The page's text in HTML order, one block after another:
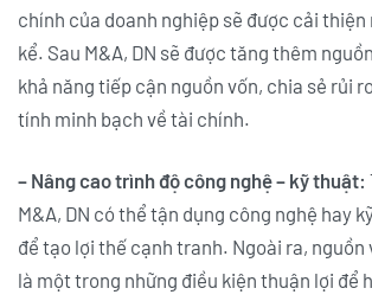
chính của doanh nghiệp sẽ được cải
kể. Sau M&A, DN sẽ được tăng thêm
khả năng tiếp cận nguồn vốn, chia sẻ rủi
tính minh bạch về tài chính.
– Nâng cao trình độ công nghệ – kỹ thuật:
M&A, DN có thể tận dụng công nghệ hay
để tạo lợi thế cạnh tranh. Ngoài ra, nguồn
là một trong những điều kiện thuận lợi để